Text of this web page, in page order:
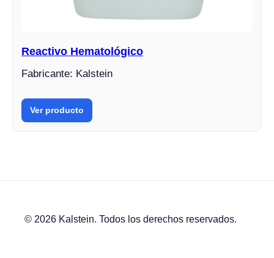
Reactivo Hematológico
Fabricante: Kalstein
Ver producto
© 2026 Kalstein. Todos los derechos reservados.